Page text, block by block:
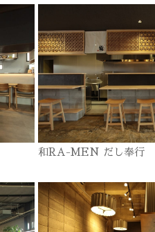
和RA-MEN だし奉行